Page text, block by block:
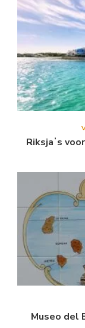
Riksjaʼs
Museo del